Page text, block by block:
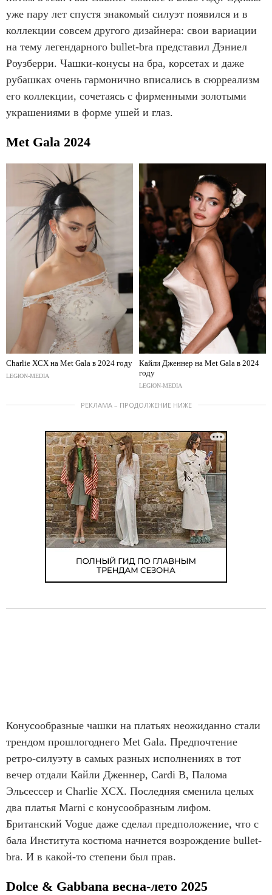
уже пару лет спустя знакомый силуэт появился и в
коллекции совсем другого дизайнера: свои вариации
на тему легендарного bullet-bra представил Дэниел
Роузберри. Чашки-конусы на бра, корсетах и даже
рубашках очень гармонично вписались в сюрреализм
его коллекции, сочетаясь с фирменными золотыми
украшениями в форме ушей и глаз.
Met Gala 2024
Charlie XCX на Met Gala в 2024 году
LEGION-MEDIA
Кайли Дженнер на Met Gala в 2024
году
LEGION-MEDIA
РЕКЛАМА – ПРОДОЛЖЕНИЕ НИЖЕ
Конусообразные чашки на платьях неожиданно стали
трендом прошлогоднего Met Gala. Предпочтение
ретро-силуэту в самых разных исполнениях в тот
вечер отдали Кайли Дженнер, Cardi B, Палома
Эльсессер и Charlie XCX. Последняя сменила целых
два платья Marni с конусообразным лифом.
Британский Vogue даже сделал предположение, что с
бала Института костюма начнется возрождение bullet-
bra. И в какой-то степени был прав.
Dolce & Gabbana весна-лето 2025